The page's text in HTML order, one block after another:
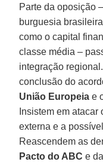
Parte da oposição
burguesia
como o capital
classe média –
integração
conclusão do
União Europeia e
Insistem em
externa e a
Reascendem as
Pacto do ABC e